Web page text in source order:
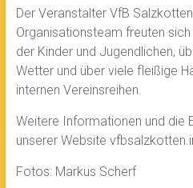
Der Veranstalter VfB
Organisationsteam freuten
der Kinder und Jugendlichen,
Wetter und über viele fleißige
internen Vereinsreihen.
Weitere Informationen und die
unserer Website
Fotos: Markus Scherf